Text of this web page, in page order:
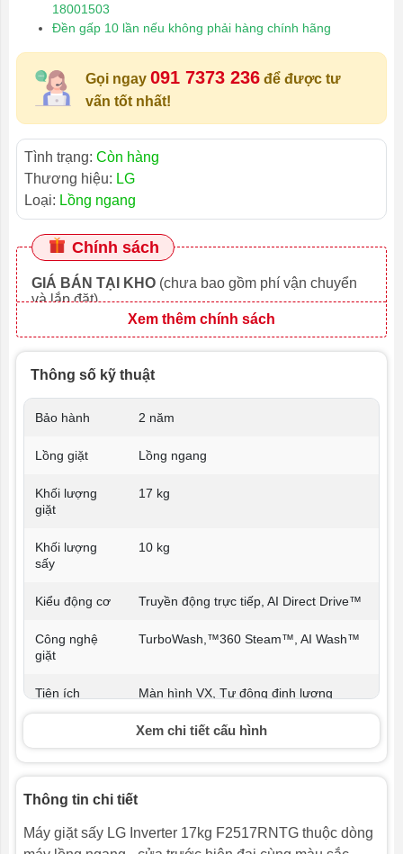
18001503
Đền gấp 10 lần nếu không phải hàng chính hãng
Gọi ngay 091 7373 236 để được tư
vấn tốt nhất!
Tình trạng: Còn hàng
Thương hiệu: LG
Loại: Lồng ngang
Chính sách
GIÁ BÁN TẠI KHO (chưa bao gồm phí vận chuyển
và lắp đặt)
Xem thêm chính sách
Thông số kỹ thuật
Bảo hành 2 năm
Lồng giặt Lồng ngang
Khối lượng
giặt
17 kg
Khối lượng
sấy
10 kg
Kiểu động cơ Truyền động trực tiếp, AI Direct Drive™
Công nghệ
giặt
TurboWash,™360 Steam™, AI Wash™
Tiện ích
Màn hình VX, Tự động định lượng
Pairing™
Chất liệu lồng
giặt
Thép không gỉ
máy
Xem chi tiết cấu hình
Thông tin chi tiết
Máy giặt sấy LG Inverter 17kg F2517RNTG thuộc dòng